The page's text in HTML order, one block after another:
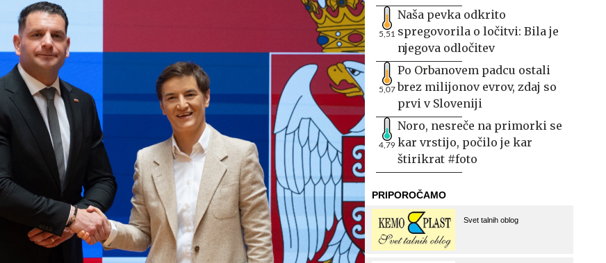
5,51
Naša pevka odkrito
spregovorila o ločitvi: Bila je
njegova odločitev
5,07
Po Orbanovem padcu ostali
brez milijonov evrov, zdaj so
prvi v Sloveniji
4,79
Noro, nesreče na primorki se
kar vrstijo, počilo je kar
štirikrat #foto